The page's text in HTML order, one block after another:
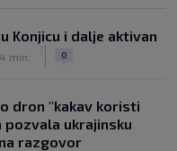
poručivao: "Novac
h
|
Konjicu i dalje aktivan
min. 0
dron "kakav koristi
pozvala ukrajinsku
razgovor